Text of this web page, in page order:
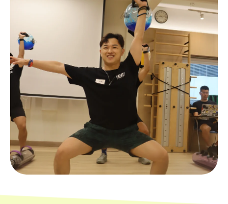
Ascension Island
(SHP £)
Australia (AUD $)
Austria (EUR €)
Azerbaijan (AZN ₼)
Bahamas (BSD $)
Bahrain (HKD $)
Bangladesh (BDT ৳)